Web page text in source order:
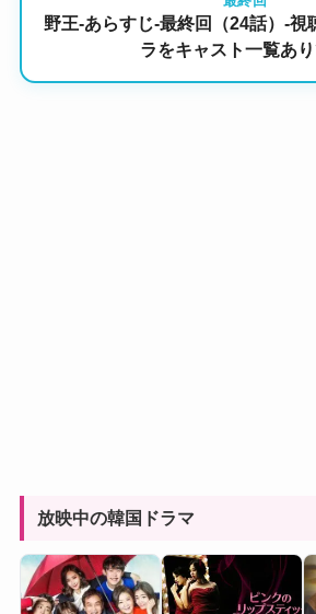
野王-あらすじ-最終回（24話）-視
ラをキャスト一覧あり
放映中の韓国ドラマ